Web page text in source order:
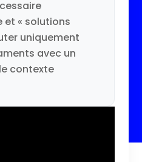
et « solutions
uniquement
avec un
contexte